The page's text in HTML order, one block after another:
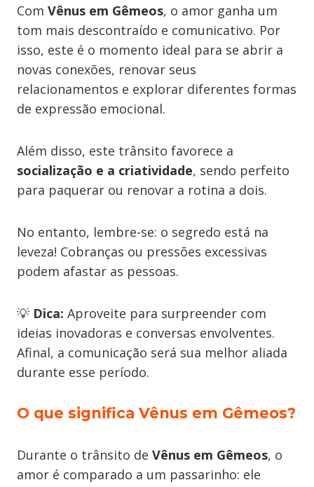
Com Vênus em Gêmeos, o amor ganha um
tom mais descontraído e comunicativo. Por
isso, este é o momento ideal para se abrir a
novas conexões, renovar seus
relacionamentos e explorar diferentes formas
de expressão emocional.
Além disso, este trânsito favorece a
socialização e a criatividade, sendo perfeito
para paquerar ou renovar a rotina a dois.
No entanto, lembre-se: o segredo está na
leveza! Cobranças ou pressões excessivas
podem afastar as pessoas.
💡 Dica: Aproveite para surpreender com
ideias inovadoras e conversas envolventes.
Afinal, a comunicação será sua melhor aliada
durante esse período.
O que significa Vênus em Gêmeos?
Durante o trânsito de Vênus em Gêmeos, o
amor é comparado a um passarinho: ele